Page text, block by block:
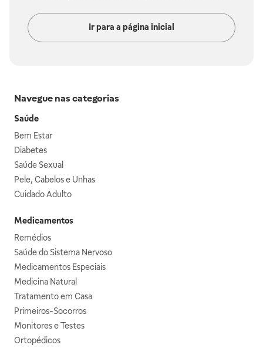
Ir para a página inicial
Navegue nas categorias
Saúde
Bem Estar
Diabetes
Saúde Sexual
Pele, Cabelos e Unhas
Cuidado Adulto
Medicamentos
Remédios
Saúde do Sistema Nervoso
Medicamentos Especiais
Medicina Natural
Tratamento em Casa
Primeiros-Socorros
Monitores e Testes
Ortopédicos